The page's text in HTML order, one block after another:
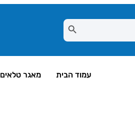
עמוד הבית מאגר טלאים